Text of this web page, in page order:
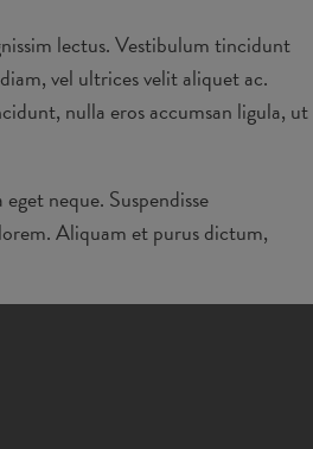
lectus. Vestibulum tincidunt
vel ultrices velit aliquet ac.
nulla eros accumsan ligula, ut
neque. Suspendisse
Aliquam et purus dictum,